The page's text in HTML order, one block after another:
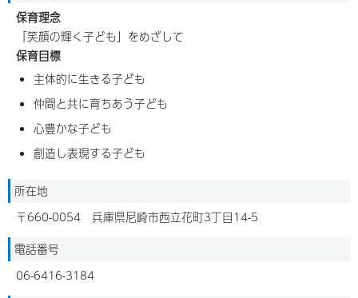
保育理念
「笑顔の輝く子ども」をめざして
保育目標
主体的に生きる子ども
仲間と共に育ちあう子ども
心豊かな子ども
創造し表現する子ども
所在地
〒660-0054 兵庫県尼崎市西立花町3丁目14-5
電話番号
06-6416-3184